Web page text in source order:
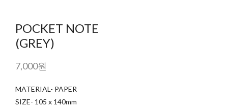
POCKET NOTE
(GREY)
7,000원
MATERIAL- PAPER
SIZE- 105 x 140mm